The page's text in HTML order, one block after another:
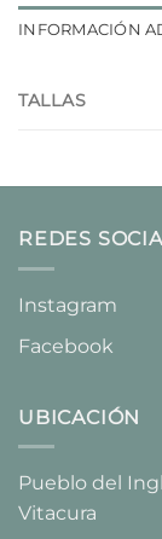
INFORMACIÓN
TALLAS
REDES
Instagram
Facebook
UBICACIÓN
Pueblo del
Vitacura​